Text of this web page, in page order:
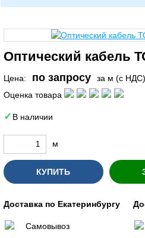
Оптический кабель
Цена: по запросу
за м (с НДС)
Оценка товара
В наличии
м
КУПИТЬ
Доставка по Екатеринбургу
Самовывоз